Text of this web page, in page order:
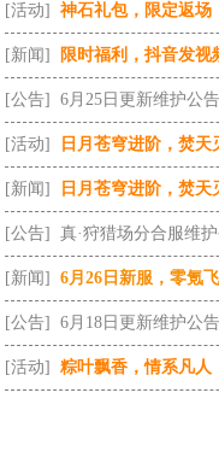
[活动] 神石礼包，限定返场
[新闻] 限时福利，抖音发视
[公告] 6月25日更新维护公告
[活动] 日月苍穹进阶，焚天
[新闻] 日月苍穹进阶，焚天
[公告] 真·狩猎场分合服维
[新闻] 6月26日新服，零氪
[公告] 6月18日更新维护公告
[活动] 粽叶飘香，情系凡人